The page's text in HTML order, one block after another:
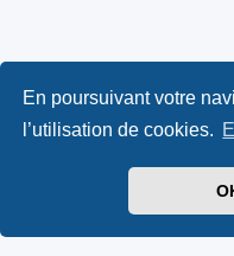
En poursuivant votre
l’utilisation de cookies.